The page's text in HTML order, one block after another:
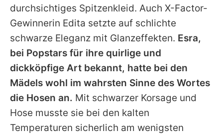
durchsichtiges Spitzenkleid. Auch X-Factor-
Gewinnerin Edita setzte auf schlichte
schwarze Eleganz mit Glanzeffekten. Esra,
bei Popstars für ihre quirlige und
dickköpfige Art bekannt, hatte bei den
Mädels wohl im wahrsten Sinne des Wortes
die Hosen an. Mit schwarzer Korsage und
Hose musste sie bei den kalten
Temperaturen sicherlich am wenigsten